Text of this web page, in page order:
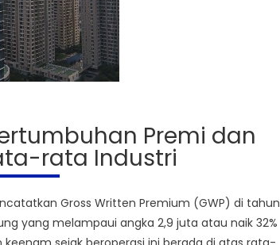
Premi dan
rata Industri
Gross Written Premium (GWP) di tahun
yang melampaui angka 2,9 juta atau naik 32%